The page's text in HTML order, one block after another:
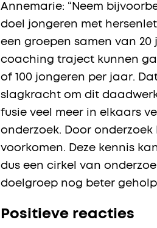
Annemarie: “Neem
doel jongeren met
een groepen samen van 20
coaching traject kunnen
of 100 jongeren per jaar.
slagkracht om dit
fusie veel meer in elkaars
onderzoek. Door
voorkomen. Deze kennis
dus een cirkel van
doelgroep nog beter
Positieve reacties